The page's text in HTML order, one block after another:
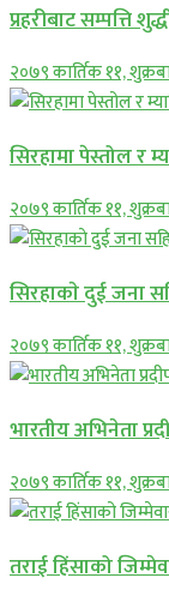
प्रहरीबाट सम्पत्ति
२०७९ कार्तिक ११,
सिरहामा पेस्तोल र
२०७९ कार्तिक ११,
सिरहाकाे दुई जना
२०७९ कार्तिक ११,
भारतीय अभिनेता
२०७९ कार्तिक ११,
तराई हिंसाको